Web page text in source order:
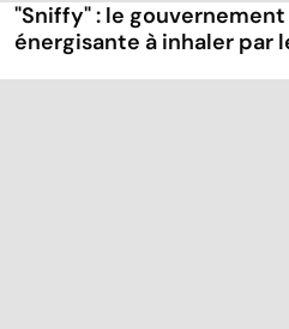
"Sniffy" : le
énergisante à inhaler par